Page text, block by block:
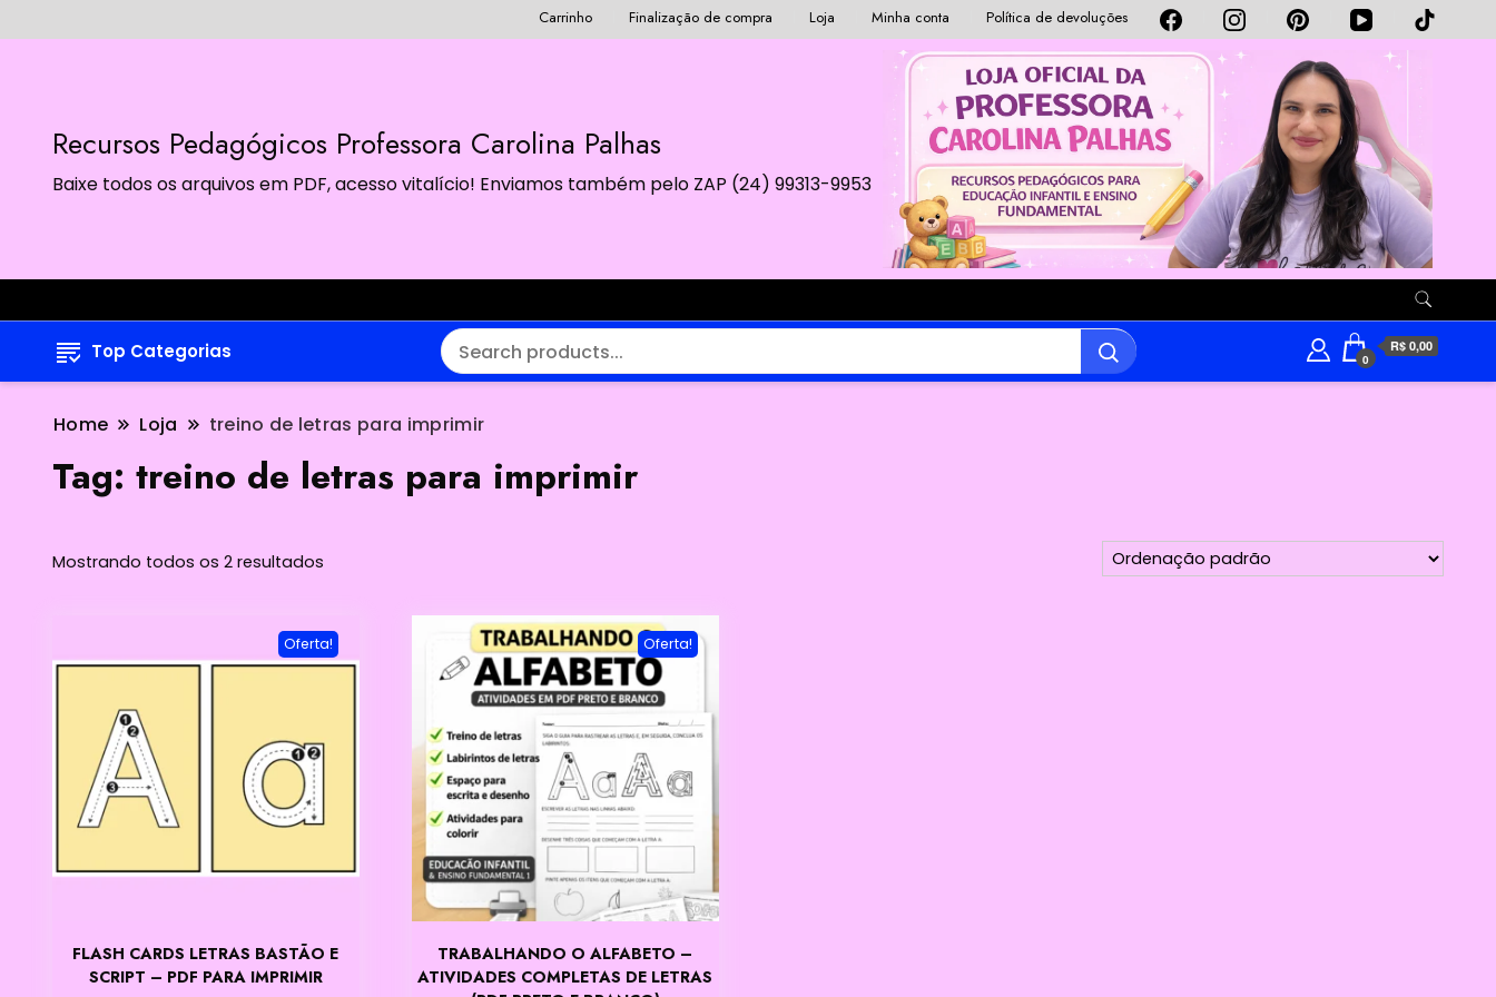
Carrinho Finalização de compra Loja Minha conta Política de devoluções
Recursos Pedagógicos Professora Carolina Palhas
Baixe todos os arquivos em PDF, acesso vitalício! Enviamos também pelo ZAP (24) 99313-9953
Top Categorias 0
R$ 0,00
Home Loja treino de letras para imprimir
Tag: treino de letras para imprimir
Mostrando todos os 2 resultados
Oferta!
FLASH CARDS LETRAS BASTÃO E
SCRIPT – PDF PARA IMPRIMIR
Oferta!
TRABALHANDO O ALFABETO –
ATIVIDADES COMPLETAS DE LETRAS